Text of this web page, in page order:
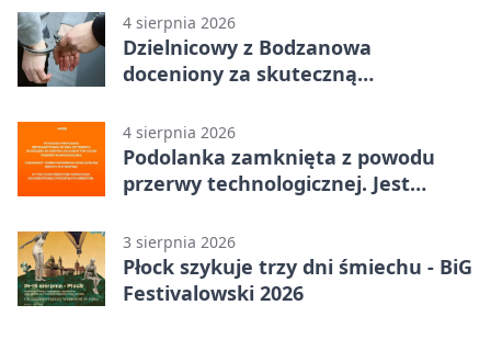
4 sierpnia 2026
Dzielnicowy z Bodzanowa
doceniony za skuteczną
4 sierpnia 2026
Podolanka zamknięta z powodu
przerwy technologicznej. Jest
3 sierpnia 2026
Płock szykuje trzy dni śmiechu - BiG
Festivalowski 2026